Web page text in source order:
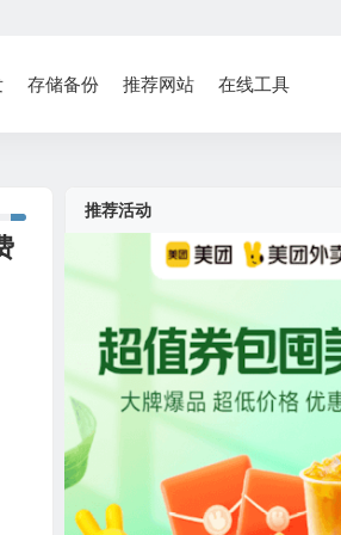
存储备份 推荐网站 在线工具
推荐活动